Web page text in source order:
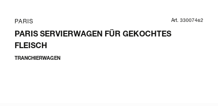
PARIS Art. 33007462
PARIS SERVIERWAGEN FÜR GEKOCHTES
FLEISCH
TRANCHIERWAGEN